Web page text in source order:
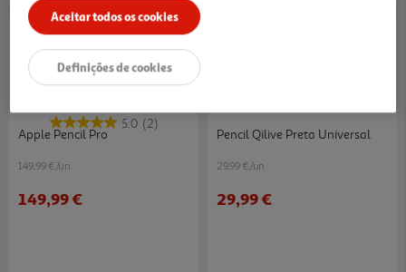
5.0 (2)
Apple Pencil Pro
149.99 €/un
149,99 €
Pencil Qilive Preta Universal
29.99 €/un
29,99 €
Aceitar todos os cookies
Definições de cookies